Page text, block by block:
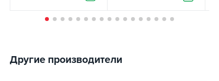
Другие производители